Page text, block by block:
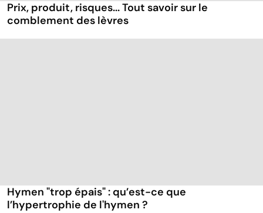
Prix, produit, risques... Tout savoir sur le
comblement des lèvres
Hymen "trop épais" : qu’est-ce que
l’hypertrophie de l'hymen ?